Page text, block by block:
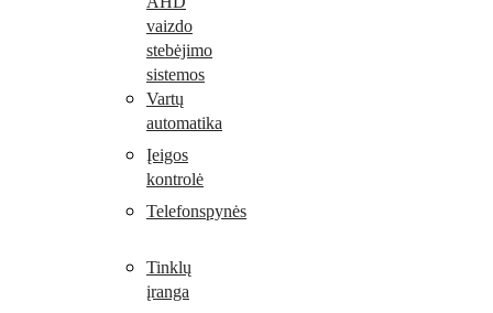
vaizdo
stebėjimo
sistemos
Vartų
automatika
Įeigos
kontrolė
Telefonspynės
Tinklų
įranga